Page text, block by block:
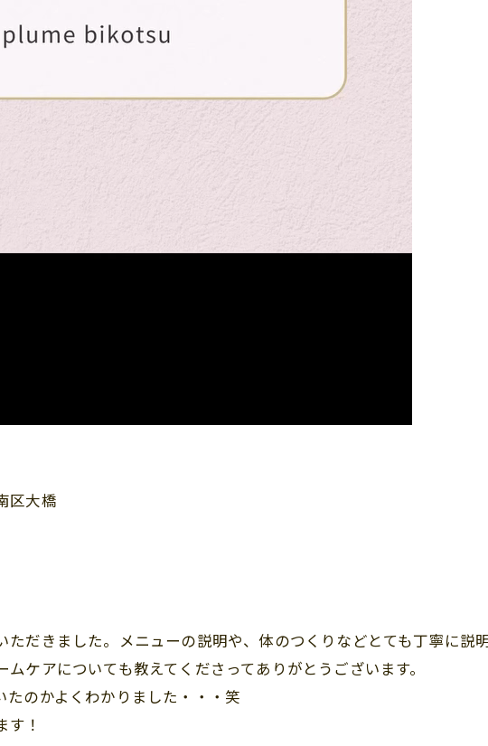
区大橋
だきました。メニューの説明や、体のつくりなどとても丁寧に説
ケアについても教えてくださってありがとうございます。
のかよくわかりました・・・笑
す！